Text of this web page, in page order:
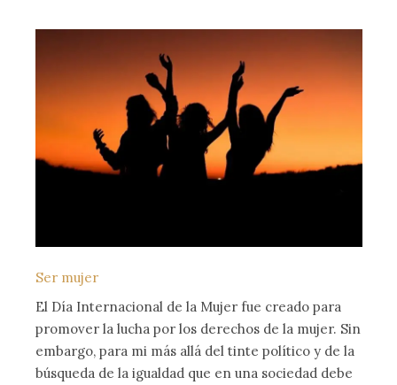
Ser mujer
El Día Internacional de la Mujer fue creado para
promover la lucha por los derechos de la mujer. Sin
embargo, para mi más allá del tinte político y de la
búsqueda de la igualdad que en una sociedad debe